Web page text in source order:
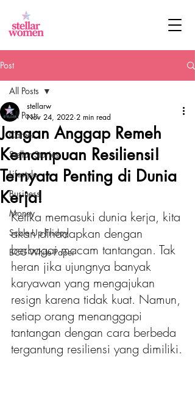
Post
All Posts
Career
Stellar Stories
Lifestyle
Business
Money
Scale Up Friday
BCG White Paper
All Posts
Jangan Anggap Remeh
Kemampuan Resiliensi!
Ternyata Penting di Dunia
Kerja!
stellarw
Nov 24, 2022 2 min read
Ketika memasuki dunia kerja, kita
akan dihadapkan dengan
berbagai macam tantangan. Tak
heran jika ujungnya banyak
karyawan yang mengajukan
resign karena tidak kuat. Namun,
setiap orang menanggapi
tantangan dengan cara berbeda
tergantung resiliensi yang dimiliki.